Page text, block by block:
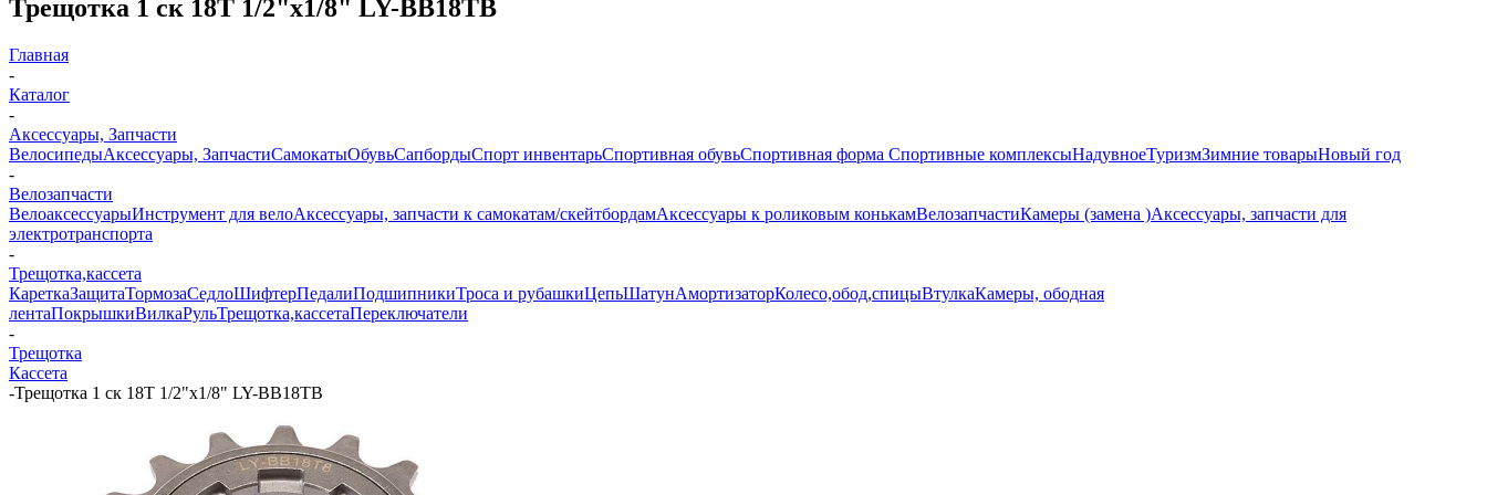
Трещотка 1 ск 18Т 1/2"х1/8" LY-BB18TB
Главная
-
Каталог
-
Аксессуары, Запчасти
ВелосипедыАксессуары, ЗапчастиСамокатыОбувьСапбордыСпорт инвентарьСпортивная обувьСпортивная форма Спортивные комплексыНадувноеТуризмЗимние товарыНовый год
-
Велозапчасти
ВелоаксессуарыИнструмент для велоАксессуары, запчасти к самокатам/скейтбордамАксессуары к роликовым конькамВелозапчастиКамеры (замена )Аксессуары, запчасти для
электротранспорта
-
Трещотка,кассета
КареткаЗащитаТормозаСедлоШифтерПедалиПодшипникиТроса и рубашкиЦепьШатунАмортизаторКолесо,обод,спицыВтулкаКамеры, ободная
лентаПокрышкиВилкаРульТрещотка,кассетаПереключатели
-
Трещотка
Кассета
-Трещотка 1 ск 18Т 1/2"х1/8" LY-BB18TB